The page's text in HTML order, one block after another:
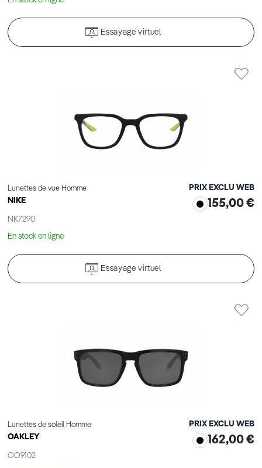
Essayage virtuel
Lunettes de vue Homme
NIKE
NK7290
PRIX EXCLU WEB
155,00 €
En stock en ligne
Essayage virtuel
Lunettes de soleil Homme
OAKLEY
OO9102
PRIX EXCLU WEB
162,00 €